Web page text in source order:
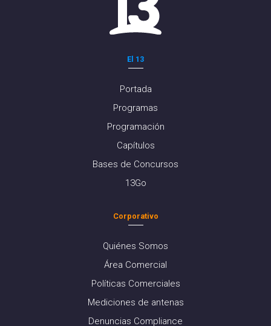
El 13
Portada
Programas
Programación
Capítulos
Bases de Concursos
13Go
Corporativo
Quiénes Somos
Área Comercial
Políticas Comerciales
Mediciones de antenas
Denuncias Compliance